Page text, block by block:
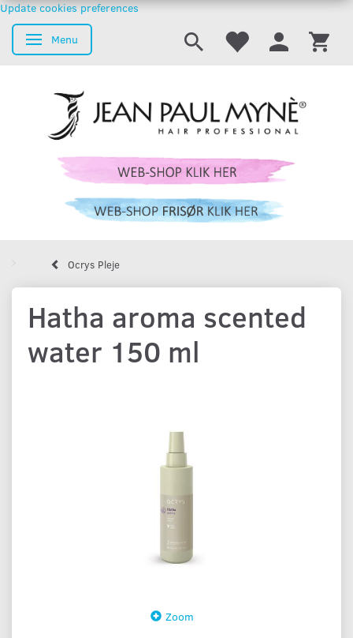
Update cookies preferences
Skifte navigation
Menu
Ocrys Pleje
Hatha aroma scented
water 150 ml
Zoom